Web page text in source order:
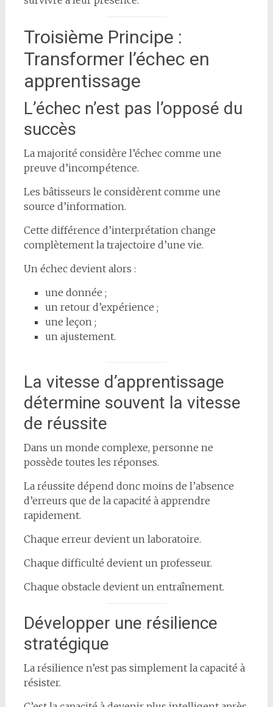
Troisième Principe :
Transformer l’échec en
apprentissage
L’échec n’est pas l’opposé du
succès
La majorité considère l’échec comme une
preuve d’incompétence.
Les bâtisseurs le considèrent comme une
source d’information.
Cette différence d’interprétation change
complètement la trajectoire d’une vie.
Un échec devient alors :
une donnée ;
un retour d’expérience ;
une leçon ;
un ajustement.
La vitesse d’apprentissage
détermine souvent la vitesse
de réussite
Dans un monde complexe, personne ne
possède toutes les réponses.
La réussite dépend donc moins de l’absence
d’erreurs que de la capacité à apprendre
rapidement.
Chaque erreur devient un laboratoire.
Chaque difficulté devient un professeur.
Chaque obstacle devient un entraînement.
Développer une résilience
stratégique
La résilience n’est pas simplement la capacité à
résister.